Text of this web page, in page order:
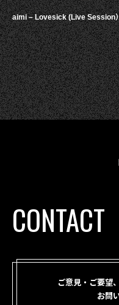
aimi – Lovesick (Live Session
CONTACT
ご意見・ご要望
お問